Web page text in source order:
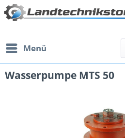
Menü
Wasserpumpe MTS 50